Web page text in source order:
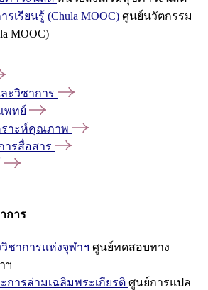
เรียนรู้ (Chula MOOC) ศูนย์นวัตกรรม
MOOC)
ะวิชาการ
พทย์
ราะห์คุณภาพ
ารสื่อสาร
การ
ชาการแห่งจุฬาฯ ศูนย์ทดสอบทาง
ฯ
การล่ามเฉลิมพระเกียรติ ศูนย์การแปล